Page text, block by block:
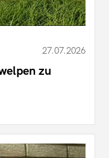
27.07.2026
zu